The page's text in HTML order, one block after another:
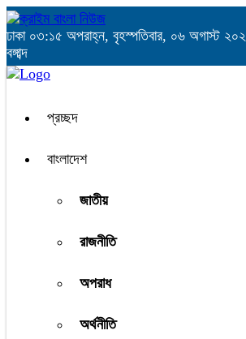
ঢাকা ০৩:১৫ অপরাহ্ন, বৃহস্পতিবার, ০৬ অগাস্ট
বঙ্গাব্দ
প্রচ্ছদ
বাংলাদেশ
জাতীয়
রাজনীতি
অপরাধ
অর্থনীতি